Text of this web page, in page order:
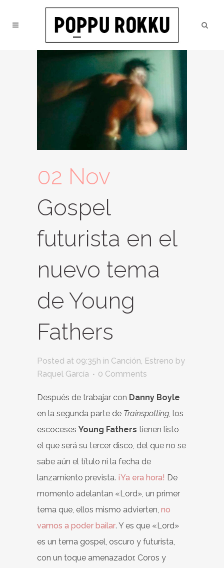
02 Nov
Gospel
futurista en el
nuevo tema
de Young
Fathers
Posted at 09:35h in Canción, Estreno by
Raquel García
0 Comments
Después de trabajar con Danny Boyle
en la segunda parte de Trainspotting, los
escoceses Young Fathers tienen listo
el que será su tercer disco, del que no se
sabe aún el título ni la fecha de
lanzamiento prevista. ¡Ya era hora! De
momento adelantan «Lord», un primer
tema que, ellos mismo advierten, no
vamos a poder bailar. Y es que «Lord»
es un tema gospel, oscuro y futurista,
con un toque amenazador. Coros y